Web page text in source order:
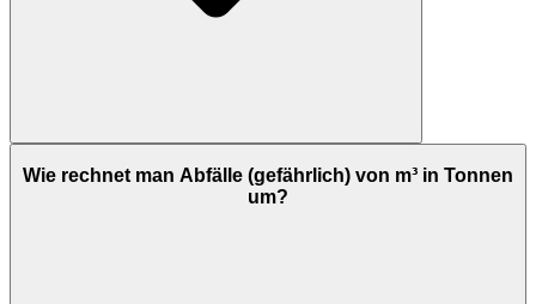
Wie rechnet man Abfälle (gefährlich) von m³ in Tonnen
um?